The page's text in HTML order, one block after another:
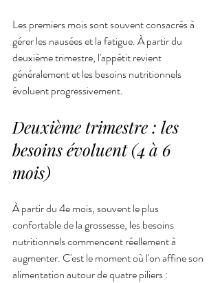
Les premiers mois sont souvent consacrés à
gérer les nausées et la fatigue. À partir du
deuxième trimestre, l'appétit revient
généralement et les besoins nutritionnels
évoluent progressivement.
Deuxième trimestre : les
besoins évoluent (4 à 6
mois)
À partir du 4e mois, souvent le plus
confortable de la grossesse, les besoins
nutritionnels commencent réellement à
augmenter. C'est le moment où l'on affine son
alimentation autour de quatre piliers :